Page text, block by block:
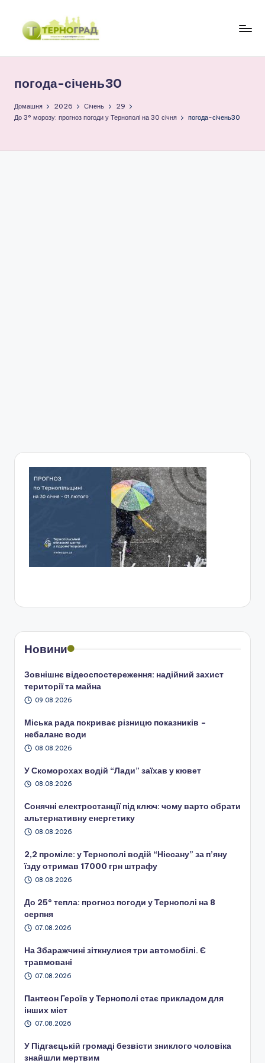
Перейти
р
н
г
погода-січень30
Домашня 2026 Січень
29
До 3° морозу: прогноз погоди у Тернополі на 30 січня
погода-січень30
Новини
Зовнішнє відеоспостереження: надійний захист
території та майна
09.08.2026
Міська рада покриває різницю показників –
небаланс води
08.08.2026
У Скоморохах водій “Лади” заїхав у кювет
08.08.2026
Сонячні електростанції під ключ: чому варто обрати
альтернативну енергетику
08.08.2026
2,2 проміле: у Тернополі водій “Ніссану” за п’яну
їзду отримав 17000 грн штрафу
08.08.2026
До 25° тепла: прогноз погоди у Тернополі на 8
серпня
07.08.2026
На Збаражчині зіткнулися три автомобілі. Є
травмовані
07.08.2026
Пантеон Героїв у Тернополі стає прикладом для
інших міст
07.08.2026
У Підгаєцькій громаді безвісти зниклого чоловіка
знайшли мертвим